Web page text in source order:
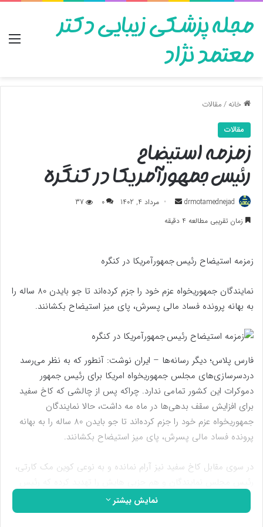
مجله پزشکی زیبایی دکتر
معتمد نژاد
خانه/مقالات
مقالات
زمزمه استیضاح
رئیس جمهورآمریکا در کنگره
drmotamednejad
ارسال
به
مرداد 4, 1402 0
37
زمان تقریبی مطالعه 4 دقیقه
زمزمه استیضاح رئیس جمهورآمریکا در کنگره
نمایندگان جمهوریخواه عزم خود را جزم کرده‌اند تا جو بایدن 80 ساله را
به بهانه پرونده فساد مالی پسرش، پای میز استیضاح بکشانند.
فارس پلاس؛ دیگر رسانه‌ها – ایران نوشت: آنطور که به نظر می‌رسد
دردسرسازی‌های مجلس جمهوریخواه امریکا برای رئیس جمهور
دموکرات این کشور تمامی ندارد. چراکه پس از چالشی که کاخ سفید
برای افزایش سقف بدهی‌ها در ماه مه داشت، حالا نمایندگان
جمهوریخواه عزم خود را جزم کرده‌اند تا جو بایدن 80 ساله را به بهانه
پرونده فساد مالی پسرش، پای میز استیضاح بکشانند.
در سوی مقابل کاخ سفید نیز آرام نمانده و به نوعی کوین مک کارتی،
جمهور با لایحه کاهش بودجه توافقی آنها موافقت نخواهد کرد.
نمایش بیشتر